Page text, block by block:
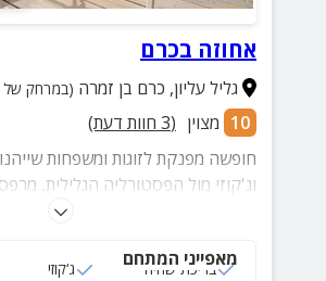
אחוזה בכרם
גליל עליון, כרם בן זמרה (במרחק של 3.6 ק"מ)
10 מצוין (
3 חוות דעת)
חופשה מפנקת לזוגות ומשפחות
וג'קוזי מול הפסטורליה הגלילית,
מאובזרות עם שלל פינוקים מפתיעים
מאפייני המתחם
בריכת שחיה ג‘קוזי